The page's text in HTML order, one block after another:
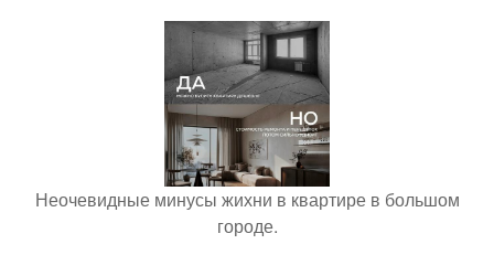
Неочевидные минусы жихни в квартире в большом
городе.